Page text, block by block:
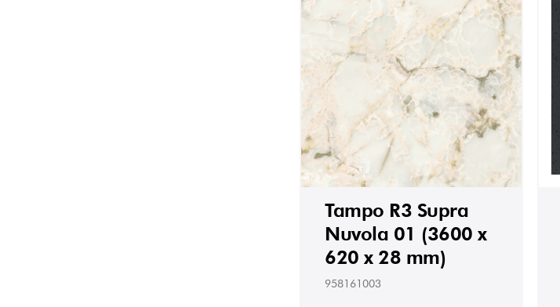
Tampo R3 Supra
Nuvola 01 (3600 x
620 x 28 mm)
958161003